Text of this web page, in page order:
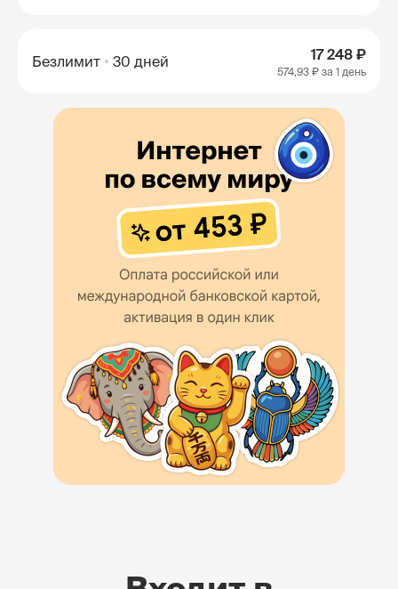
Безлимит 30 дней 17 248 ₽
574,93 ₽ за 1 день